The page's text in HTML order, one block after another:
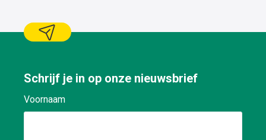
ADR).
efficace avec
Schrijf je in op onze nieuwsbrief
Voornaam